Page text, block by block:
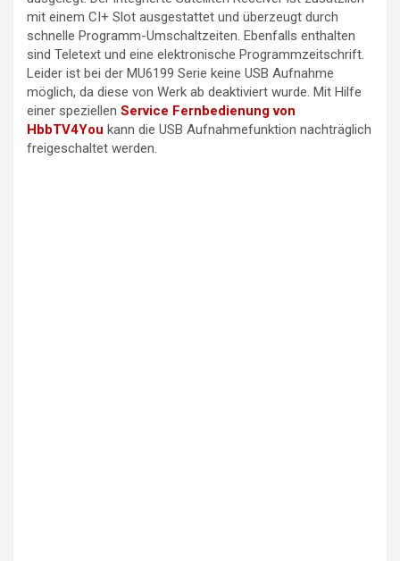
mit einem CI+ Slot ausgestattet und überzeugt durch
schnelle Programm-Umschaltzeiten. Ebenfalls enthalten
sind Teletext und eine elektronische Programmzeitschrift.
Leider ist bei der MU6199 Serie keine USB Aufnahme
möglich, da diese von Werk ab deaktiviert wurde. Mit Hilfe
einer speziellen Service Fernbedienung von
HbbTV4You kann die USB Aufnahmefunktion nachträglich
freigeschaltet werden.